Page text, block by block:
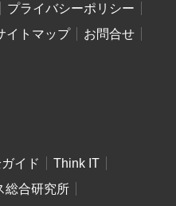
プライバシーポリシー
イトマップ
お問合せ
イド
Think IT
総合研究所